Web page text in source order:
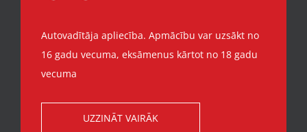
Autovadītāja apliecība. Apmācību var uzsākt no
16 gadu vecuma, eksāmenus kārtot no 18 gadu
vecuma
UZZINĀT VAIRĀK